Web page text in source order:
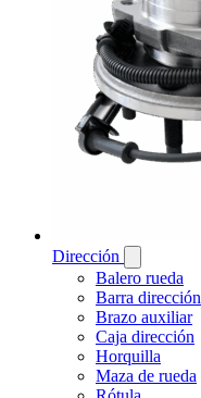
Dirección
Balero rueda
Barra dirección
Brazo auxiliar
Caja dirección
Horquilla
Maza de rueda